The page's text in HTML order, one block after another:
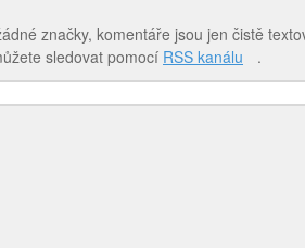
značky, komentáře jsou jen čistě
sledovat pomocí RSS kanálu .